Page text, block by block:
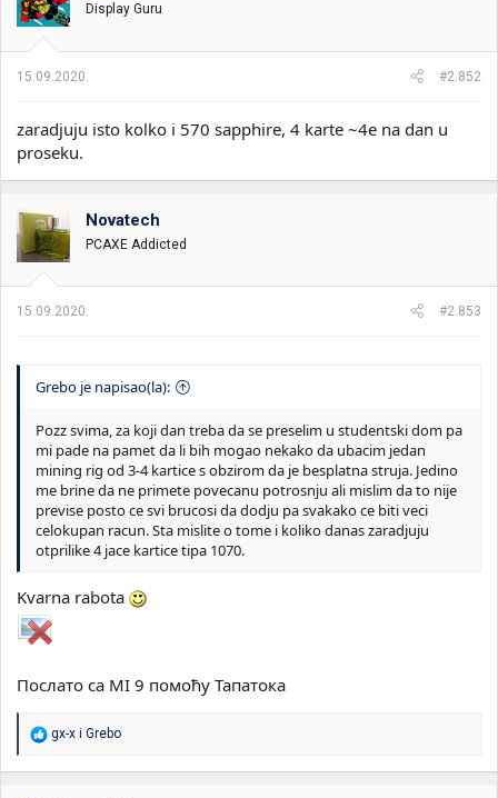
Display Guru
15.09.2020. #2.852
zaradjuju isto kolko i 570 sapphire, 4 karte ~4e na dan u
proseku.
Novatech
PCAXE Addicted
15.09.2020. #2.853
Grebo je napisao(la):
Pozz svima, za koji dan treba da se preselim u studentski dom pa
mi pade na pamet da li bih mogao nekako da ubacim jedan
mining rig od 3-4 kartice s obzirom da je besplatna struja. Jedino
me brine da ne primete povecanu potrosnju ali mislim da to nije
previse posto ce svi brucosi da dodju pa svakako ce biti veci
celokupan racun. Sta mislite o tome i koliko danas zaradjuju
otprilike 4 jace kartice tipa 1070.
Kvarna rabota
Послато са MI 9 помоћу Тапатока
R
gx-x i Grebo